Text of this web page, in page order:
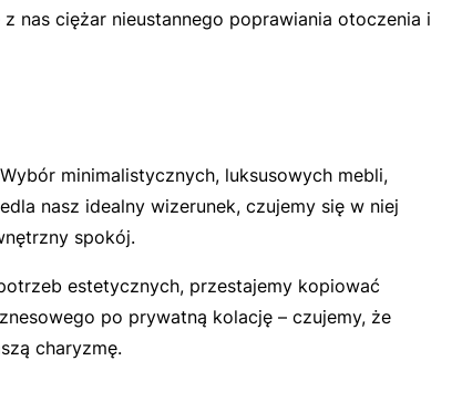
nas ciężar nieustannego poprawiania otoczenia i
minimalistycznych, luksusowych mebli,
nasz idealny wizerunek, czujemy się w niej
spokój.
estetycznych, przestajemy kopiować
po prywatną kolację – czujemy, że
charyzmę.